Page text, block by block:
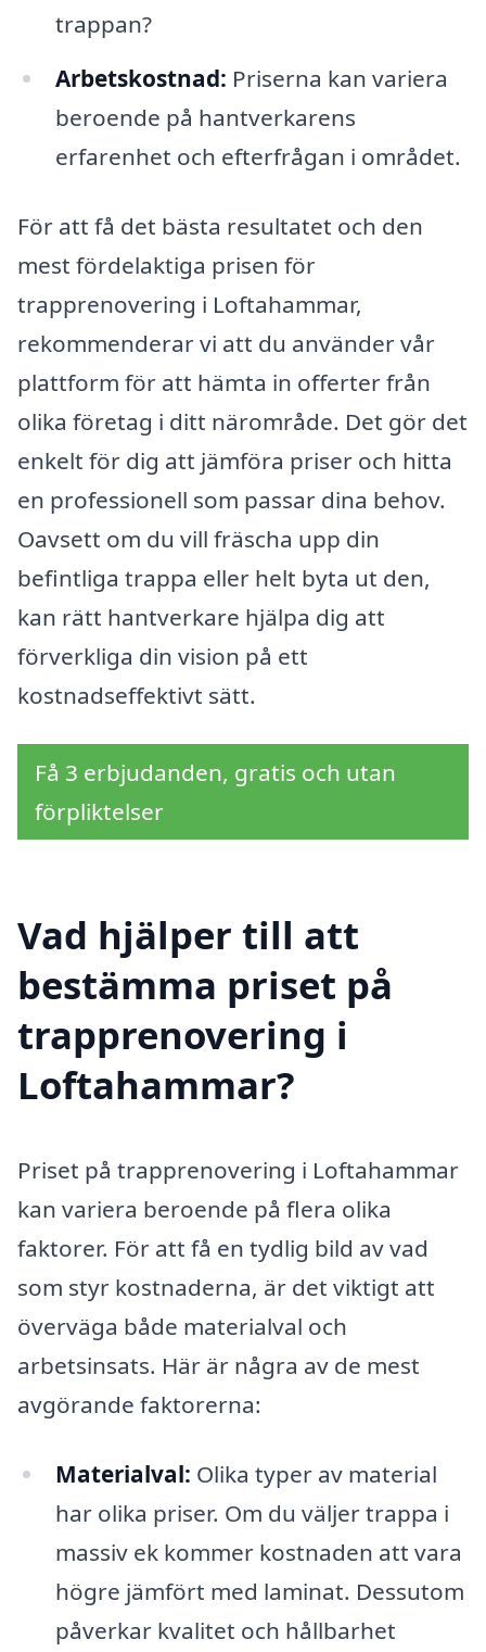
trappan?
Arbetskostnad: Priserna kan variera
beroende på hantverkarens
erfarenhet och efterfrågan i området.
För att få det bästa resultatet och den
mest fördelaktiga prisen för
trapprenovering i Loftahammar,
rekommenderar vi att du använder vår
plattform för att hämta in offerter från
olika företag i ditt närområde. Det gör det
enkelt för dig att jämföra priser och hitta
en professionell som passar dina behov.
Oavsett om du vill fräscha upp din
befintliga trappa eller helt byta ut den,
kan rätt hantverkare hjälpa dig att
förverkliga din vision på ett
kostnadseffektivt sätt.
Få 3 erbjudanden, gratis och utan
förpliktelser
Vad hjälper till att
bestämma priset på
trapprenovering i
Loftahammar?
Priset på trapprenovering i Loftahammar
kan variera beroende på flera olika
faktorer. För att få en tydlig bild av vad
som styr kostnaderna, är det viktigt att
överväga både materialval och
arbetsinsats. Här är några av de mest
avgörande faktorerna:
Materialval: Olika typer av material
har olika priser. Om du väljer trappa i
massiv ek kommer kostnaden att vara
högre jämfört med laminat. Dessutom
påverkar kvalitet och hållbarhet